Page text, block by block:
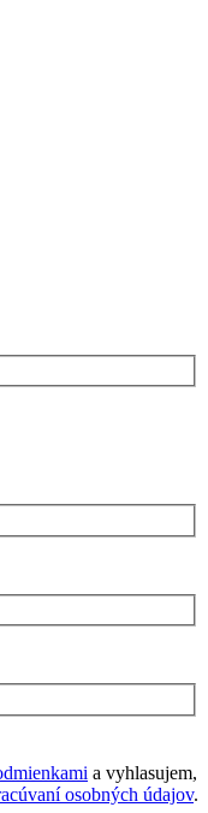
a vyhlasujem,
osobných údajov.